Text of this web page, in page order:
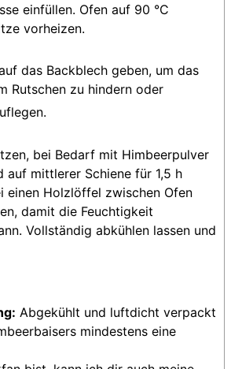
einfüllen. Ofen auf 90 °C
vorheizen.
das Backblech geben, um das
Rutschen zu hindern oder
bei Bedarf mit Himbeerpulver
auf mittlerer Schiene für 1,5 h
einen Holzlöffel zwischen Ofen
damit die Feuchtigkeit
Vollständig abkühlen lassen und
Abgekühlt und luftdicht verpackt
mindestens eine